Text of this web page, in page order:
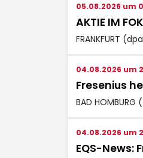
05.08.2026 um
AKTIE IM
FRANKFURT
04.08.2026 um
Fresenius
BAD
04.08.2026 um
EQS-News: